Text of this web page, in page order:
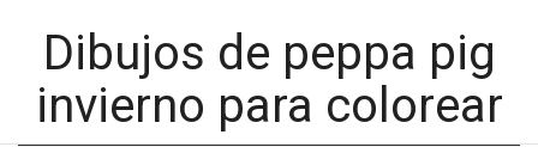
Dibujos de peppa pig
invierno para colorear